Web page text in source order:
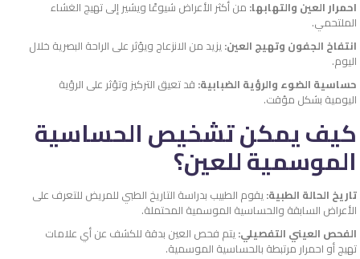
احمرار العين والتهابها: من أكثر الأعراض شيوعًا ويشير إلى تهيج الغشاء
الملتحمي.
انتفاخ الجفون وتهيج العين:يزيد من الانزعاج ويؤثر على الراحة البصرية خلال
اليوم.
حساسية الضوء والرؤية الضبابية: قد تعيق التركيز وتؤثر على الرؤية
اليومية بشكل مؤقت.
كيف يمكن تشخيص الحساسية
الموسمية للعين؟
تاريخ الحالة الطبية:يقوم الطبيب بدراسة التاريخ الطبي للمريض للتعرف على
الأعراض السابقة والحساسية الموسمية المحتملة.
الفحص العيني التفصيلي:يتم فحص العين بدقة للكشف عن أي علامات
تهيج أو احمرار مرتبطة بالحساسية الموسمية.